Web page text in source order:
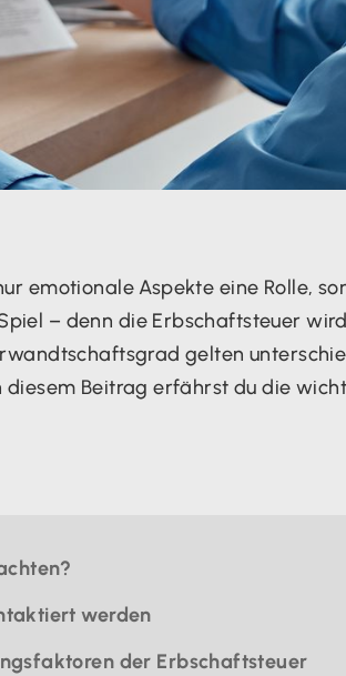
emotionale Aspekte eine Rolle,
– denn die Erbschaftsteuer
gelten
Beitrag erfährst du die
werden
der Erbschaftsteuer